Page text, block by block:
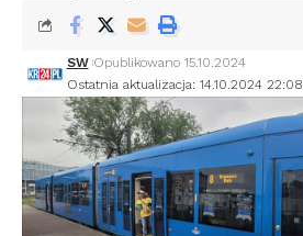
Ostatnia aktualizacja: 14.10.2024 22:08
SW Opublikowano 15.10.2024